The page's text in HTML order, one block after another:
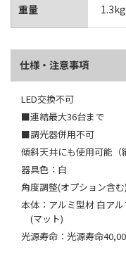
重量 1.3kg
仕様・注意事項
LED交換不可
■連結最大36台まで
■調光器併用不可
傾斜天井にも使用可能（
器具色：白
角度調整(オプション含
本体：アルミ型材 白ア
(マット)
光源寿命：光源寿命